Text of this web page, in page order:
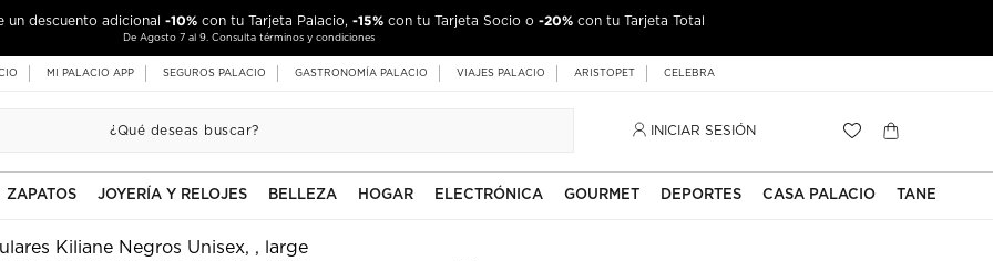
un descuento adicional -10% con tu Tarjeta Palacio, -15% con tu Tarjeta Socio o -20% con tu Tarjeta Total
De Agosto 7 al 9. Consulta términos y condiciones
MI PALACIO APP SEGUROS PALACIO GASTRONOMÍA PALACIO VIAJES PALACIO ARISTOPET CELEBRA
INICIAR SESIÓN
ZAPATOS JOYERÍA Y RELOJES BELLEZA HOGAR ELECTRÓNICA GOURMET DEPORTES CASA PALACIO TANE